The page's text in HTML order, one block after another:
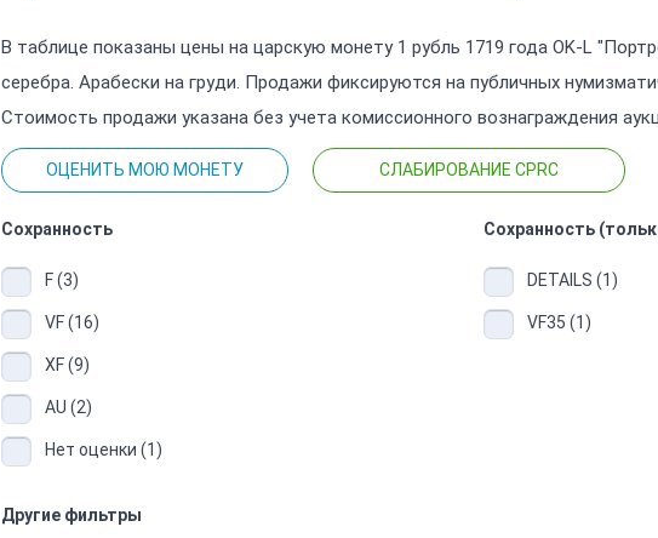
В таблице показаны цены на царскую монету 1 рубль 1719 года OK-L
серебра. Арабески на груди. Продажи фиксируются на публичных
Стоимость продажи указана без учета комиссионного вознаграждения
ОЦЕНИТЬ МОЮ МОНЕТУ СЛАБИРОВАНИЕ CPRC
Сохранность
F (3)
VF (16)
XF (9)
AU (2)
Нет оценки (1)
Сохранность
DETAILS (1)
VF35 (1)
Другие фильтры